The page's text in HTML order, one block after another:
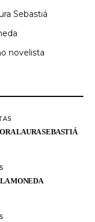
Sebastiá
novelista
LAURA SEBASTIÁ
MONEDA